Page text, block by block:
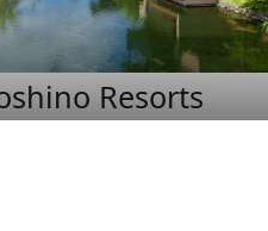
Resorts